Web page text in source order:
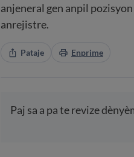
anjeneral gen anpil
anrejistre.
Pataje Enprime
Paj sa a pa te revize